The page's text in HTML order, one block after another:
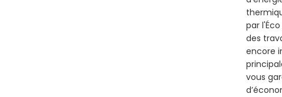
par
des
encore
vous